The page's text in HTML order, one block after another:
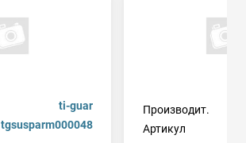
ti-guar
tgsusparm000048
Производит.
Артикул